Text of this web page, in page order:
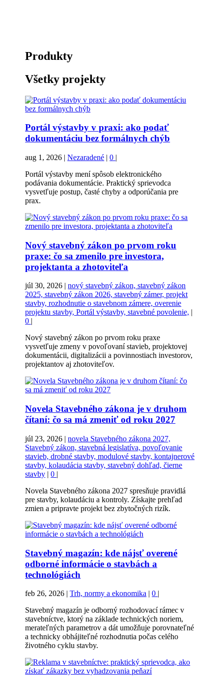
Produkty
Všetky projekty
Portál výstavby v praxi: ako podať
dokumentáciu bez formálnych chýb
aug 1, 2026 |Nezaradené |0 |
Portál výstavby mení spôsob elektronického
podávania dokumentácie. Praktický sprievodca
vysvetľuje postup, časté chyby a odporúčania pre
prax.
Nový stavebný zákon po prvom roku
praxe: čo sa zmenilo pre investora,
projektanta a zhotoviteľa
júl 30, 2026 |nový stavebný zákon, stavebný zákon
2025, stavebný zákon 2026, stavebný zámer, projekt
stavby, rozhodnutie o stavebnom zámere, overenie
projektu stavby, Portál výstavby, stavebné povolenie,
0
Nový stavebný zákon po prvom roku praxe
vysvetľuje zmeny v povoľovaní stavieb, projektovej
dokumentácii, digitalizácii a povinnostiach investorov,
projektantov aj zhotoviteľov.
Novela Stavebného zákona je v druhom
čítaní: čo sa má zmeniť od roku 2027
júl 23, 2026 |novela Stavebného zákona 2027,
Stavebný zákon, stavebná legislatíva, povoľovanie
stavieb, drobné stavby, modulové stavby, kontajnerové
stavby, kolaudácia stavby, stavebný dohľad, čierne
stavby |0 |
Novela Stavebného zákona 2027 spresňuje pravidlá
pre stavby, kolaudáciu a kontroly. Získajte prehľad
zmien a pripravte projekt bez zbytočných rizík.
Stavebný magazín: kde nájsť overené
odborné informácie o stavbách a
technológiách
feb 26, 2026 |Trh, normy a ekonomika |0 |
Stavebný magazín je odborný rozhodovací rámec v
stavebníctve, ktorý na základe technických noriem,
merateľných parametrov a dát umožňuje porovnateľné
a technicky obhájiteľné rozhodnutia počas celého
životného cyklu stavby.